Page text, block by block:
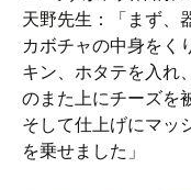
天野先生：「まず、
カボチャの中身をく
キン、ホタテを入れ
のまた上にチーズを
そして仕上げにマッ
を乗せました」